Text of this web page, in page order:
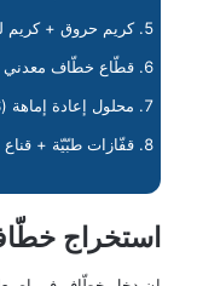
كريم حروق +
قطّاع خطّاف معدني
محلول إعادة إماهة (ORS) لحالات الجفاف.
قفّازات طبّيّة + قناع
استخراج